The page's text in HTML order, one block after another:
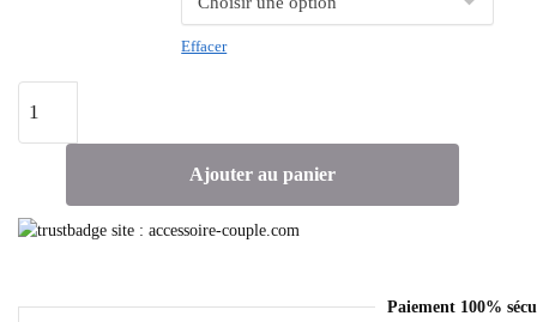
Effacer
Ajouter au panier
Paiement 100%